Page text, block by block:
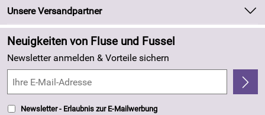
Newsletter
Zahlung und Versand
Kundenlogin
Neu
Angebote
Made in Germany
4,8/5*****
Unsere Versandpartner
Neuigkeiten von Fluse und Fussel
Newsletter anmelden & Vorteile sichern
Newsletter - Erlaubnis zur E-Mailwerbung